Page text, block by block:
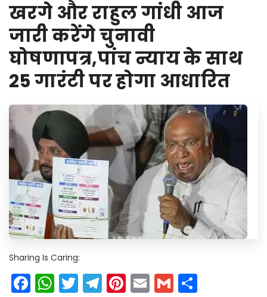
खरगे और राहुल गांधी आज
जारी करेंगे चुनावी
घोषणापत्र,पांच न्याय के साथ
25 गारंटी पर होगा आधारित
Sharing Is Caring:
Facebook
WhatsApp
Twitter
Telegram
Pinterest
EmailGmail